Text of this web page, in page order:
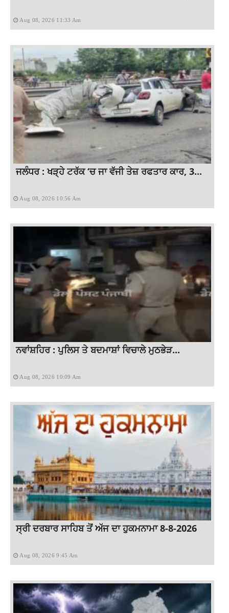
Aug 08, 2026 11:33 Am
ਜਲੰਧਰ : ਖੜ੍ਹੇ ਟਰੱਕ ‘ਚ ਜਾ ਵੱਜੀ ਤੇਜ਼ ਰਫਤਾਰ ਕਾਰ, 3...
Aug 08, 2026 10:56 Am
ਨਵਾਂਸ਼ਹਿਰ : ਪੁਲਿਸ ਤੇ ਬਦਮਾਸ਼ਾਂ ਵਿਚਾਲੇ ਮੁਠਭੇੜ...
Aug 08, 2026 10:09 Am
ਸ੍ਰੀ ਦਰਬਾਰ ਸਾਹਿਬ ਤੋਂ ਅੱਜ ਦਾ ਹੁਕਮਨਾਮਾ 8-8-2026
Aug 08, 2026 9:45 Am